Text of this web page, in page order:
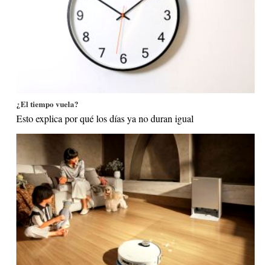
¿El tiempo vuela?
Esto explica por qué los días ya no duran igual